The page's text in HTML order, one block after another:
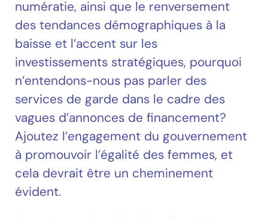
numératie, ainsi que le renversement
des tendances démographiques à la
baisse et l’accent sur les
investissements stratégiques, pourquoi
n’entendons-nous pas parler des
services de garde dans le cadre des
vagues d’annonces de financement?
Ajoutez l’engagement du gouvernement
à promouvoir l’égalité des femmes, et
cela devrait être un cheminement
évident.